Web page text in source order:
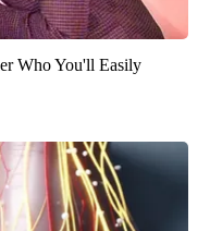
Who You'll Easily